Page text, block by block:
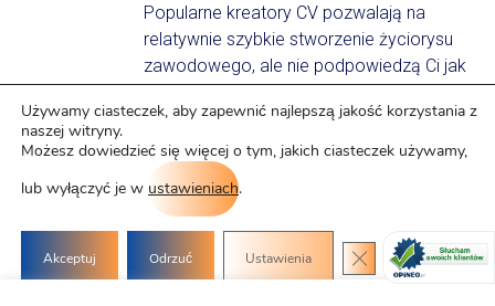
Popularne kreatory CV pozwalają na
relatywnie szybkie stworzenie życiorysu
zawodowego, ale nie podpowiedzą Ci jak
przekonująco przedstawić doświadczenie
czy osiągnięcia, aby nawiązać do wymagań
stanowiska o które się ubiegasz. Dzięki
wieloletniej praktyce, nasi eksperci wiedzą
jakie informacje są istotne dla
rozmieścić poszczególne sekcje w
dokumencie, aby podkreślić Twoje atuty.
Używamy ciasteczek, aby zapewnić najlepszą jakość korzystania z
naszej witryny.
Możesz dowiedzieć się więcej o tym, jakich ciasteczek używamy,
lub wyłączyć je w ustawieniach.
Akceptuj Odrzuć Ustawienia Zamknij panel